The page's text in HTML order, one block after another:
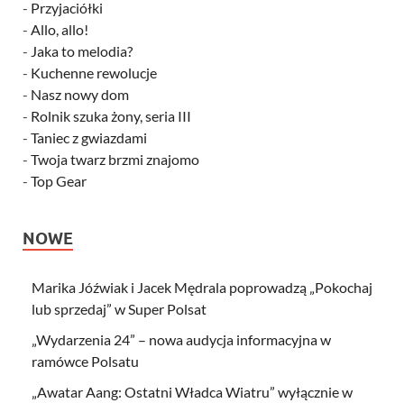
- Przyjaciółki
- Allo, allo!
- Jaka to melodia?
- Kuchenne rewolucje
- Nasz nowy dom
- Rolnik szuka żony, seria III
- Taniec z gwiazdami
- Twoja twarz brzmi znajomo
- Top Gear
NOWE
Marika Jóźwiak i Jacek Mędrala poprowadzą „Pokochaj
lub sprzedaj” w Super Polsat
„Wydarzenia 24” – nowa audycja informacyjna w
ramówce Polsatu
„Awatar Aang: Ostatni Władca Wiatru” wyłącznie w